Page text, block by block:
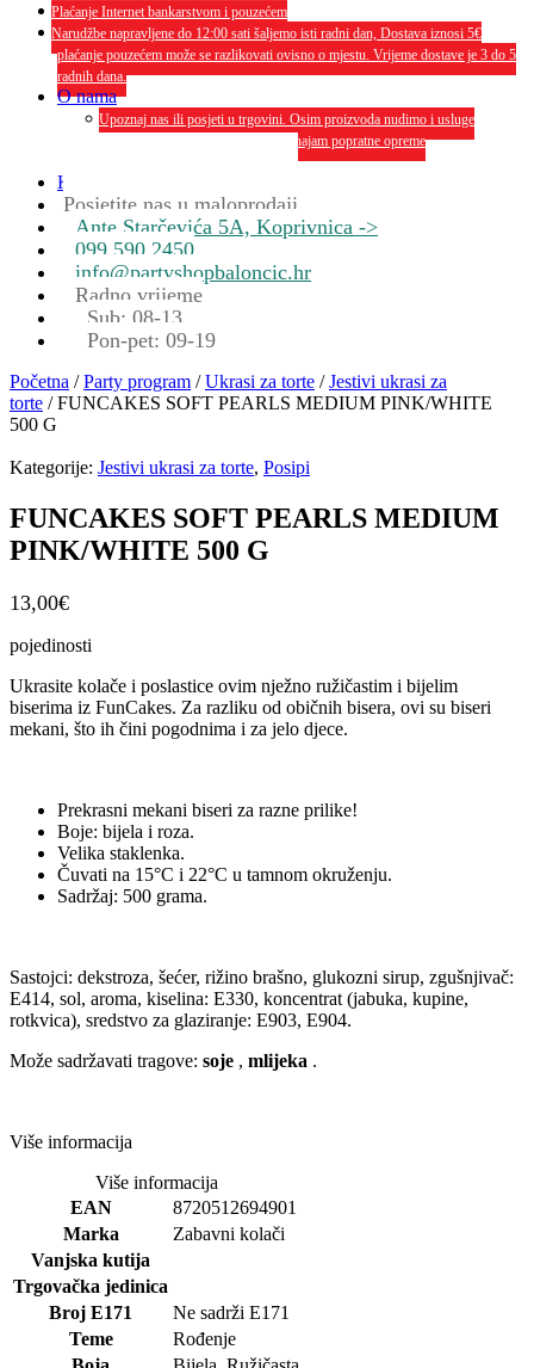
Plaćanje Internet bankarstvom i pouzećem
Narudžbe napravljene do 12:00 sati šaljemo isti radni dan, Dostava iznosi 5€
plaćanje pouzećem može se razlikovati ovisno o mjestu. Vrijeme dostave je 3 do 5
radnih dana.
O nama
Upoznaj nas ili posjeti u trgovini. Osim proizvoda nudimo i usluge
dekoriranja interijera i eksterija te najam popratne opreme
Kontakt
Posjetite nas u maloprodaji
Ante Starčevića 5A, Koprivnica ->
099 590 2450
info@partyshopbaloncic.hr
Radno vrijeme
Sub: 08-13
Pon-pet: 09-19
Početna /Party program /Ukrasi za torte /Jestivi ukrasi za
torte / FUNCAKES SOFT PEARLS MEDIUM PINK/WHITE
500 G
Kategorije: Jestivi ukrasi za torte, Posipi
FUNCAKES SOFT PEARLS MEDIUM
PINK/WHITE 500 G
13,00€
pojedinosti
Ukrasite kolače i poslastice ovim nježno ružičastim i bijelim
biserima iz FunCakes. Za razliku od običnih bisera, ovi su biseri
mekani, što ih čini pogodnima i za jelo djece.
Prekrasni mekani biseri za razne prilike!
Boje: bijela i roza.
Velika staklenka.
Čuvati na 15°C i 22°C u tamnom okruženju.
Sadržaj: 500 grama.
Sastojci: dekstroza, šećer, rižino brašno, glukozni sirup, zgušnjivač:
E414, sol, aroma, kiselina: E330, koncentrat (jabuka, kupine,
rotkvica), sredstvo za glaziranje: E903, E904.
Može sadržavati tragove: soje , mlijeka .
Više informacija
Više informacija
EAN
8720512694901
Marka
Zabavni kolači
Vanjska kutija
Trgovačka jedinica
Broj E171
Ne sadrži E171
Teme
Rođenje